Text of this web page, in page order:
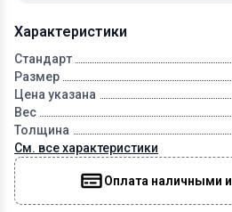
Характеристики
Стандарт
Размер
Цена указана
Вес
Толщина
См. все характеристики
Оплата наличными